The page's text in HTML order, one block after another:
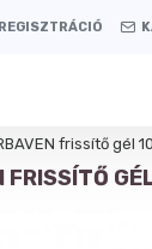
REGISZTRÁCIÓ
frissítő gél
FRISSÍTŐ